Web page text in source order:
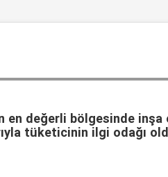
en değerli bölgesinde inşa
tüketicinin ilgi odağı